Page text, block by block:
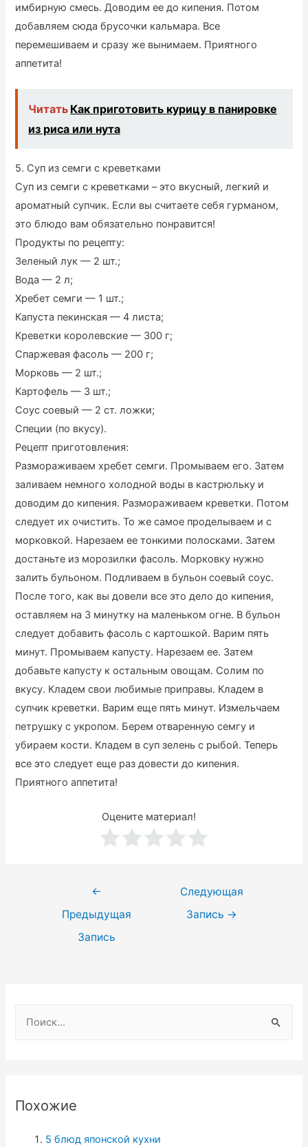
имбирную смесь. Доводим ее до кипения. Потом
добавляем сюда брусочки кальмара. Все
перемешиваем и сразу же вынимаем. Приятного
аппетита!
Читать Как приготовить курицу в панировке
из риса или нута
5. Суп из семги с креветками
Суп из семги с креветками – это вкусный, легкий и
ароматный супчик. Если вы считаете себя гурманом,
это блюдо вам обязательно понравится!
Продукты по рецепту:
Зеленый лук — 2 шт.;
Вода — 2 л;
Хребет семги — 1 шт.;
Капуста пекинская — 4 листа;
Креветки королевские — 300 г;
Спаржевая фасоль — 200 г;
Морковь — 2 шт.;
Картофель — 3 шт.;
Соус соевый — 2 ст. ложки;
Специи (по вкусу).
Рецепт приготовления:
Размораживаем хребет семги. Промываем его. Затем
заливаем немного холодной воды в кастрюльку и
доводим до кипения. Размораживаем креветки. Потом
следует их очистить. То же самое проделываем и с
морковкой. Нарезаем ее тонкими полосками. Затем
достаньте из морозилки фасоль. Морковку нужно
залить бульоном. Подливаем в бульон соевый соус.
После того, как вы довели все это дело до кипения,
оставляем на 3 минутку на маленьком огне. В бульон
следует добавить фасоль с картошкой. Варим пять
минут. Промываем капусту. Нарезаем ее. Затем
добавьте капусту к остальным овощам. Солим по
вкусу. Кладем свои любимые приправы. Кладем в
супчик креветки. Варим еще пять минут. Измельчаем
петрушку с укропом. Берем отваренную семгу и
убираем кости. Кладем в суп зелень с рыбой. Теперь
все это следует еще раз довести до кипения.
Приятного аппетита!
Оцените материал!
Навигация
записям
←
Предыдущая
Запись
Следующая
Запись →
:Похожие
5 блюд японской кухни